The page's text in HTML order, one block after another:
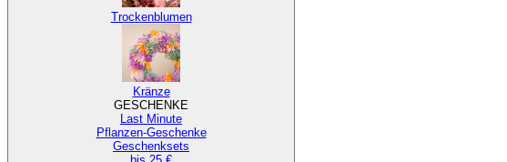
Trockenblumen
Kränze
GESCHENKE
Last Minute
Pflanzen-Geschenke
Geschenksets